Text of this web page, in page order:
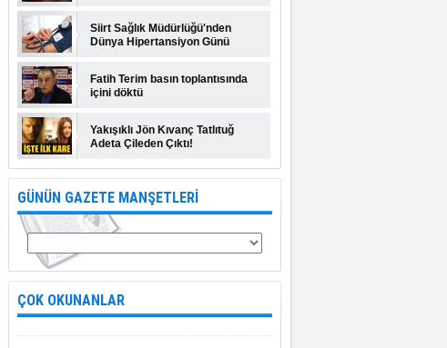
Siirt Sağlık Müdürlüğü'nden
Dünya Hipertansiyon Günü
Fatih Terim basın toplantısında
içini döktü
Yakışıklı Jön Kıvanç Tatlıtuğ
Adeta Çileden Çıktı!
GÜNÜN GAZETE MANŞETLERİ
ÇOK OKUNANLAR